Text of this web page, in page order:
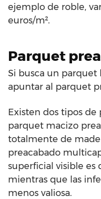
ejemplo de roble,
euros/m².
Parquet
Si busca un parquet
apuntar al parquet
Existen dos tipos de
parquet macizo
totalmente de
preacabado
superficial visible es
mientras que las
menos valiosa.